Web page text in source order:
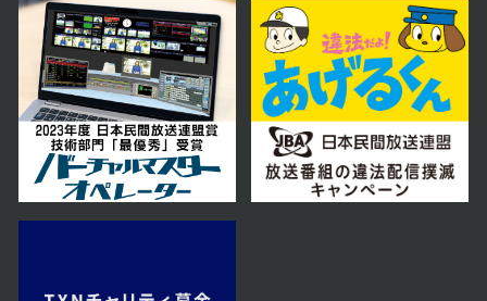
2025年07月30日 放送
第72話
第71話